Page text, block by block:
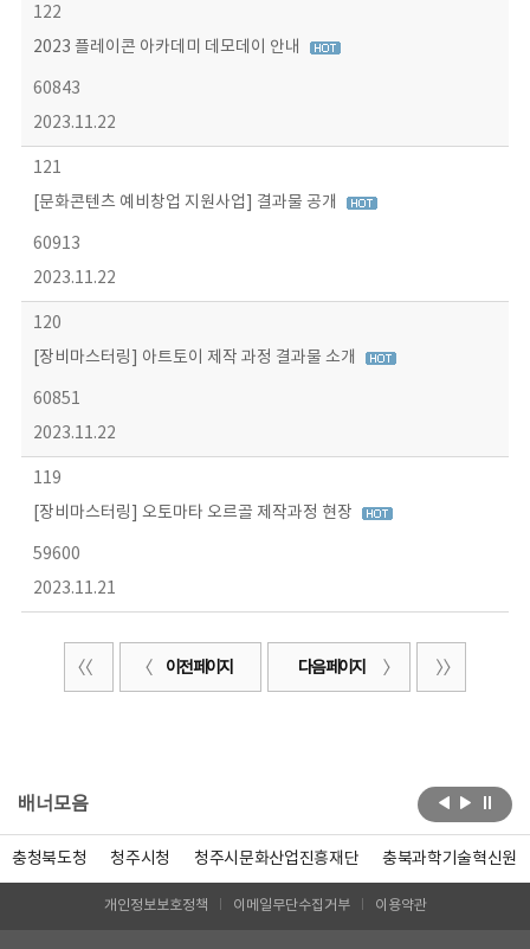
122
2023 플레이콘 아카데미 데모데이 안내
60843
2023.11.22
121
[문화콘텐츠 예비창업 지원사업] 결과물 공개
60913
2023.11.22
120
[장비마스터링] 아트토이 제작 과정 결과물 소개
60851
2023.11.22
119
[장비마스터링] 오토마타 오르골 제작과정 현장
59600
2023.11.21
이전 페이지 다음 페이지
배너모음
충청북도청 청주시청 청주시문화산업진흥재단 충북과학기술혁신원
개인정보보호정책 이메일무단수집거부 이용약관